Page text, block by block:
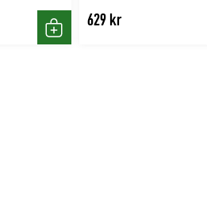
Köp
629 kr